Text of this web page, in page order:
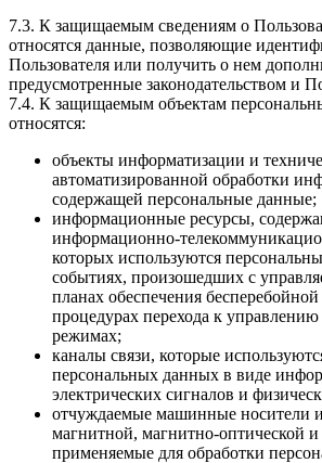
7.3. К защищаемым сведениям о
относятся данные, позволяющие
Пользователя или получить о нем
предусмотренные законодательством и
7.4. К защищаемым объектам
относятся:
объекты информатизации и
автоматизированной обработки
содержащей персональные данные;
информационные ресурсы,
информационно-
которых используются
событиях, произошедших с
планах обеспечения
процедурах перехода к
режимах;
каналы связи, которые
персональных данных в виде
электрических сигналов и
отчуждаемые машинные носители
магнитной, магнитно-оптической
применяемые для обработки